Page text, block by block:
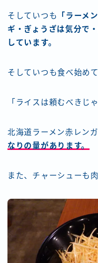
そしていつも
「ラーメ
ギ・ぎょうざは気分で
しています。
そしていつも食べ始め
「ライスは頼むべきじ
北海道ラーメン赤レン
なりの量があります。
また、チャーシューも